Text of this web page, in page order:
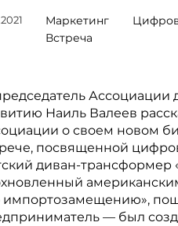
Маркетинг
Встреча
Ассоциации
Наиль Валеев
о своем новом
посвященной
диван-трансформер
импортозамещению»,
— был